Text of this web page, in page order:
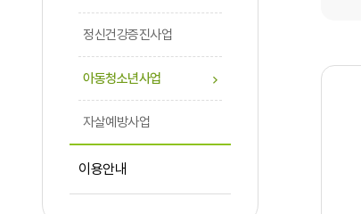
정신건강증진사업
아동청소년사업
자살예방사업
이용안내